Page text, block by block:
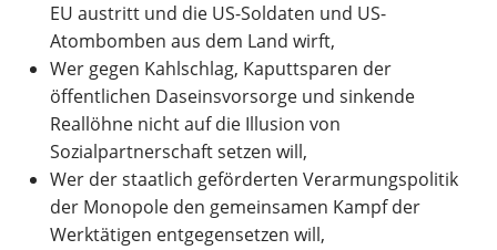
EU austritt und die US-Soldaten und US-
Atombomben aus dem Land wirft,
Wer gegen Kahlschlag, Kaputtsparen der
öffentlichen Daseinsvorsorge und sinkende
Reallöhne nicht auf die Illusion von
Sozialpartnerschaft setzen will,
Wer der staatlich geförderten Verarmungspolitik
der Monopole den gemeinsamen Kampf der
Werktätigen entgegensetzen will,